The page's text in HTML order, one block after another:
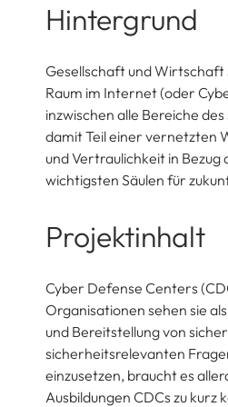
Hintergrund
Gesellschaft und Wirtschaft
Raum im Internet (oder
inzwischen alle Bereiche
damit Teil einer vernetzten
und Vertraulichkeit in
wichtigsten Säulen für
Projektinhalt
Cyber Defense Centers
Organisationen sehen sie
und Bereitstellung von
sicherheitsrelevanten
einzusetzen, braucht es
Ausbildungen CDCs zu